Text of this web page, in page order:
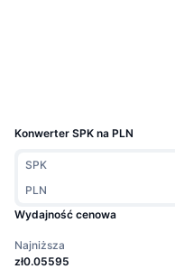
Konwerter SPK na PLN
SPK
PLN
Wydajność cenowa
Najniższa
zł0.05595